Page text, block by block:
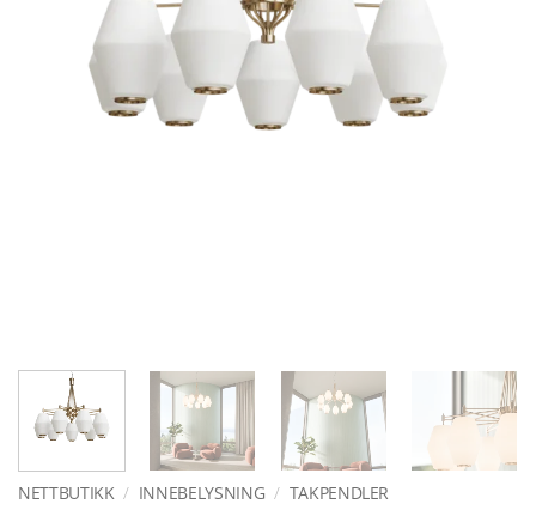
NETTBUTIKK / INNEBELYSNING / TAKPENDLER